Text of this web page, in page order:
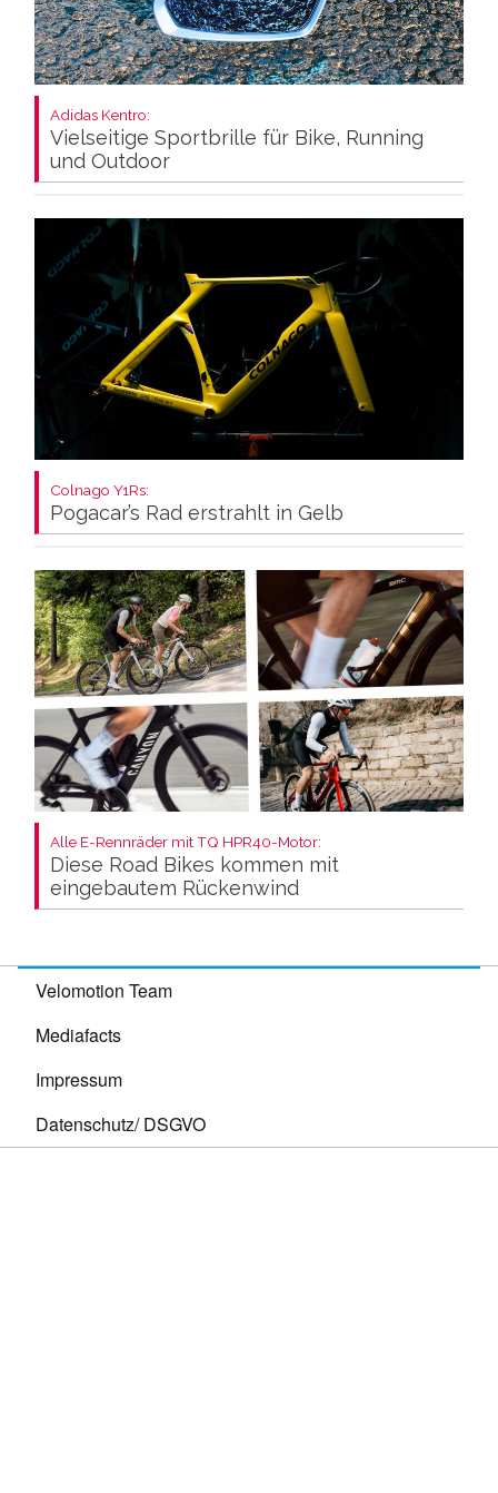
Adidas Kentro:
Vielseitige Sportbrille für Bike, Running
und Outdoor
Colnago Y1Rs:
Pogacar’s Rad erstrahlt in Gelb
Alle E-Rennräder mit TQ HPR40-Motor:
Diese Road Bikes kommen mit
eingebautem Rückenwind
Velomotion Team
Mediafacts
Impressum
Datenschutz/ DSGVO